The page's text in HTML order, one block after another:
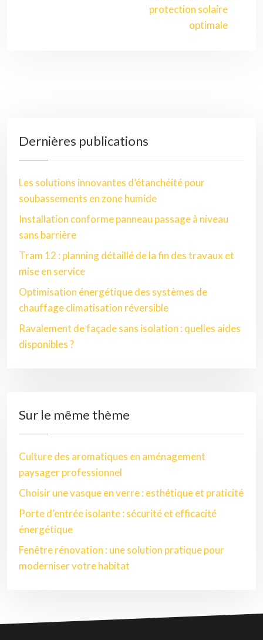
protection solaire
optimale
Dernières publications
Les solutions innovantes d’étanchéité pour
soubassements en zone humide
Installation conforme panneau passage à niveau
sans barrière
Tram 12 : planning détaillé de la fin des travaux et
mise en service
Optimisation énergétique des systèmes de
chauffage climatisation réversible
Ravalement de façade sans isolation : quelles aides
disponibles ?
Sur le même thème
Culture des aromatiques en aménagement
paysager professionnel
Choisir une vasque en verre : esthétique et praticité
Porte d’entrée isolante : sécurité et efficacité
énergétique
Fenêtre rénovation : une solution pratique pour
moderniser votre habitat